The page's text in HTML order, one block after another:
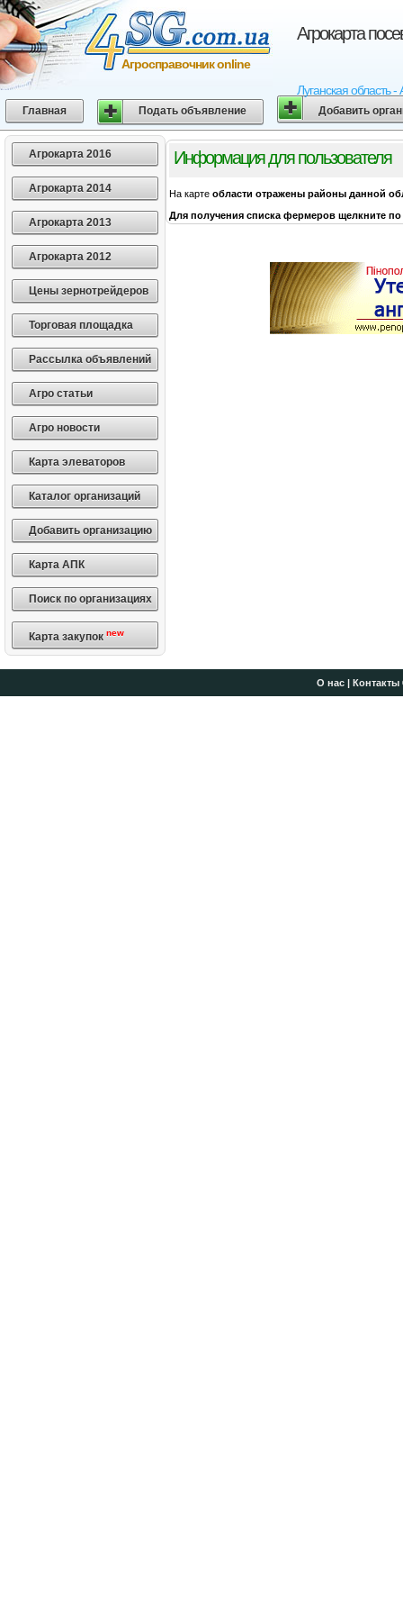
Агрокарта
Луганская область
Агросправочник online
Главная Подать объявление Добавить
Агрокарта 2016
Агрокарта 2014
Агрокарта 2013
Агрокарта 2012
Цены зернотрейдеров
Торговая площадка
Рассылка объявлений
Агро статьи
Агро новости
Карта элеваторов
Каталог организаций
Добавить организацию
Карта АПК
Поиск по организациях
Карта закупок new
Информация для пользователя
На карте области отражены районы данной
Для получения списка фермеров щелкните по
О нас| Контакты